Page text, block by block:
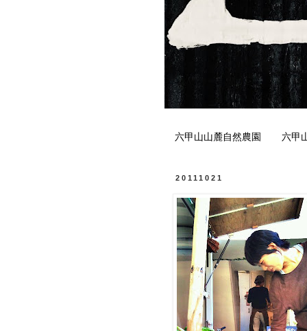
六甲山山麓自然農園 六甲
20111021